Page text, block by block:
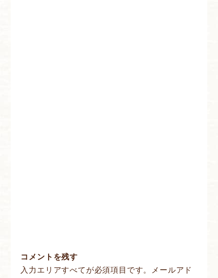
コメントを残す
入力エリアすべてが必須項目です。メールアド